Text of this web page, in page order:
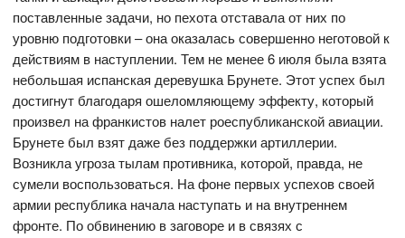
поставленные задачи, но пехота отставала от них по
уровню подготовки – она оказалась совершенно неготовой к
действиям в наступлении. Тем не менее 6 июля была взята
небольшая испанская деревушка Брунете. Этот успех был
достигнут благодаря ошеломляющему эффекту, который
произвел на франкистов налет роеспубликанской авиации.
Брунете был взят даже без поддержки артиллерии.
Возникла угроза тылам противника, которой, правда, не
сумели воспользоваться. На фоне первых успехов своей
армии республика начала наступать и на внутреннем
фронте. По обвинению в заговоре и в связях с